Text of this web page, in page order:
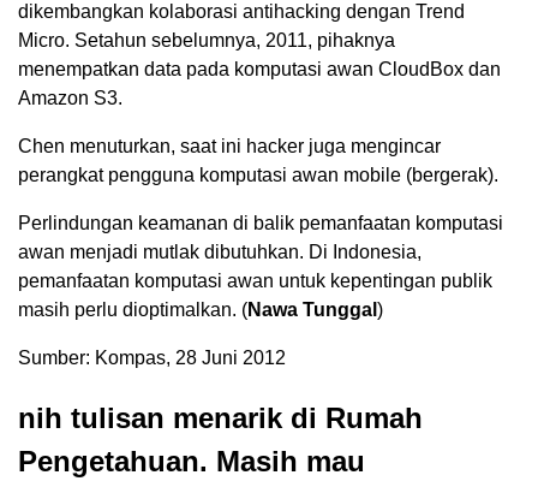
dikembangkan kolaborasi antihacking dengan Trend
Micro. Setahun sebelumnya, 2011, pihaknya
menempatkan data pada komputasi awan CloudBox dan
Amazon S3.
Chen menuturkan, saat ini hacker juga mengincar
perangkat pengguna komputasi awan mobile (bergerak).
Perlindungan keamanan di balik pemanfaatan komputasi
awan menjadi mutlak dibutuhkan. Di Indonesia,
pemanfaatan komputasi awan untuk kepentingan publik
masih perlu dioptimalkan. (Nawa Tunggal )
Sumber: Kompas, 28 Juni 2012
nih tulisan menarik di Rumah
Pengetahuan. Masih mau